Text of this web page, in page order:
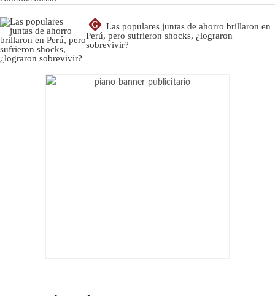
G
Las populares juntas de ahorro brillaron en
Perú, pero sufrieron shocks, ¿lograron
sobrevivir?